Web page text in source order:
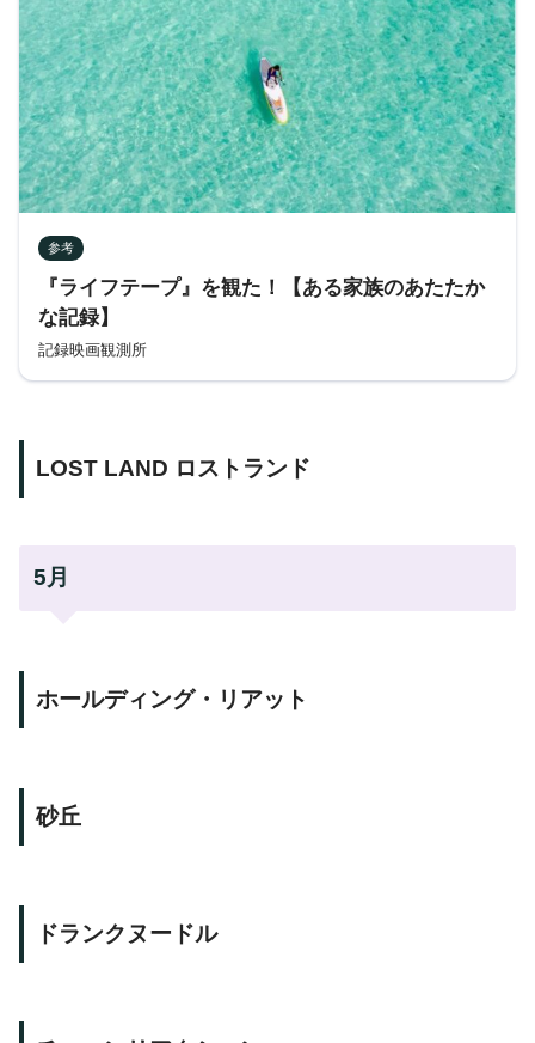
参考
『ライフテープ』を観た！【ある家族のあたたか
な記録】
記録映画観測所
LOST LAND ロストランド
5月
ホールディング・リアット
砂丘
ドランクヌードル